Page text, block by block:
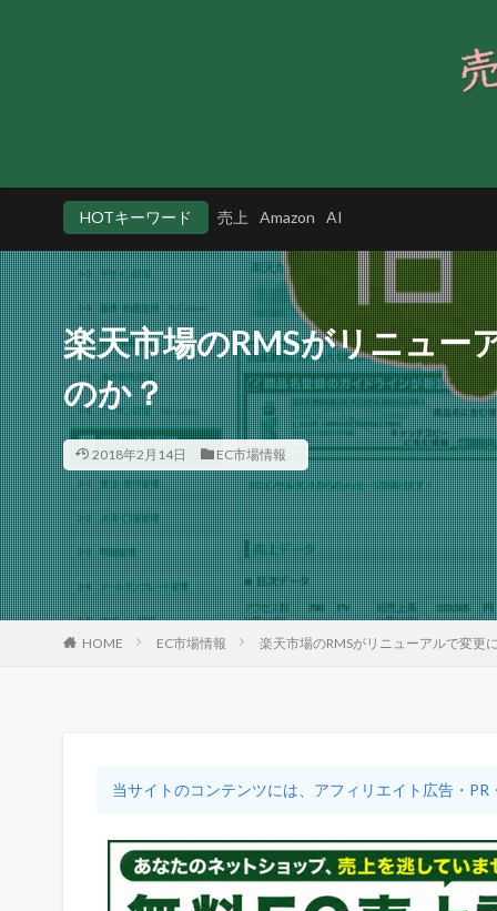
HOTキーワード 売上 Amazon AI
楽天市場のRMSがリニュー
のか？
2018年2月14日 EC市場情報
HOME EC市場情報 楽天市場のRMSがリニューアルで変更
当サイトのコンテンツには、アフィリエイト広告・PR